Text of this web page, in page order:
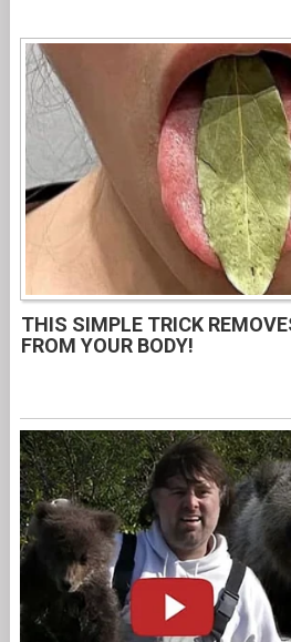
THIS SIMPLE TRICK
FROM YOUR BODY!